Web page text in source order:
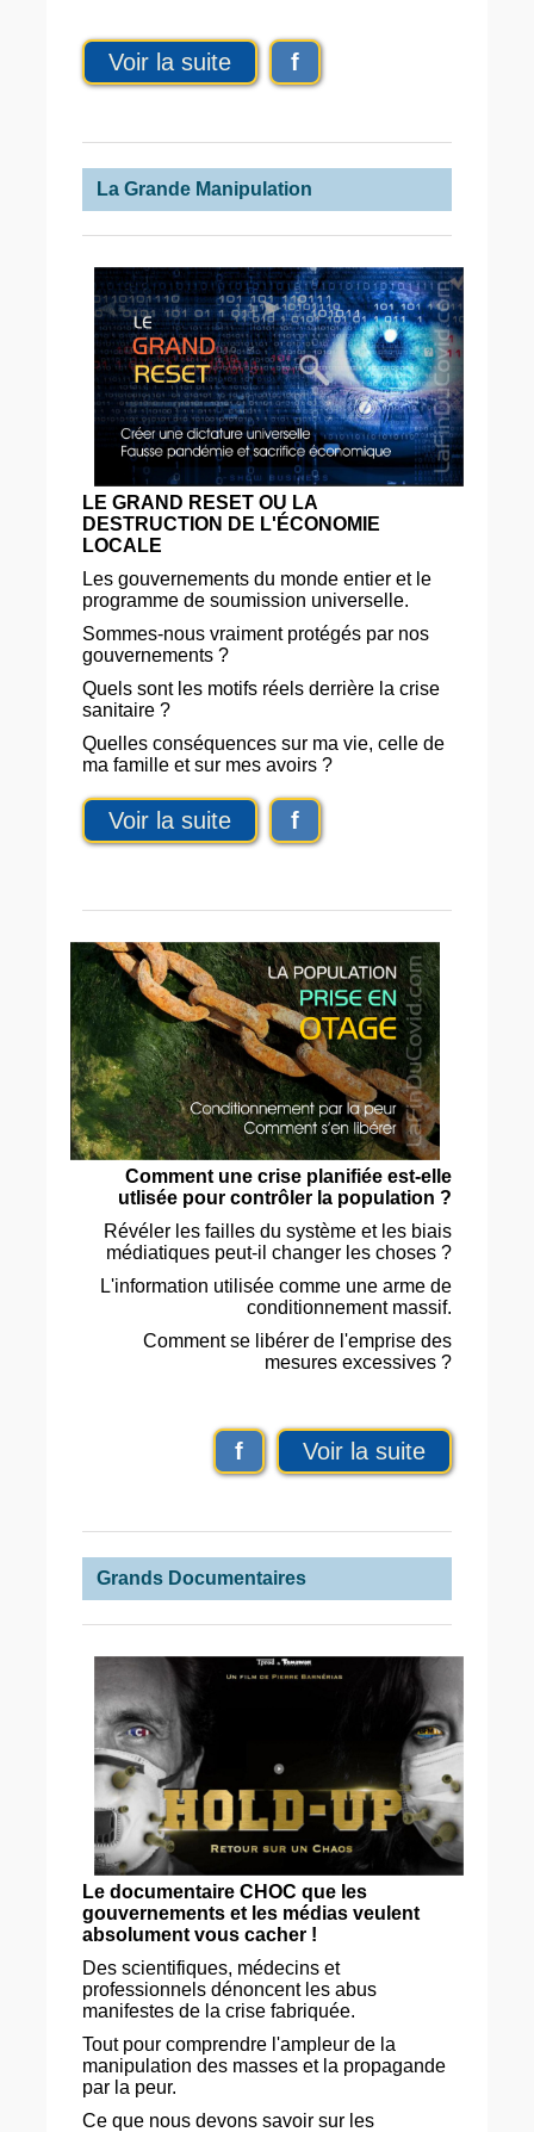
Voir la suite f
La Grande Manipulation
LE GRAND RESET OU LA
DESTRUCTION DE L'ÉCONOMIE
LOCALE
Les gouvernements du monde entier et le
programme de soumission universelle.
Sommes-nous vraiment protégés par nos
gouvernements ?
Quels sont les motifs réels derrière la crise
sanitaire ?
Quelles conséquences sur ma vie, celle de
ma famille et sur mes avoirs ?
Voir la suite f
Comment une crise planifiée est-elle
utlisée pour contrôler la population ?
Révéler les failles du système et les biais
médiatiques peut-il changer les choses ?
L'information utilisée comme une arme de
conditionnement massif.
Comment se libérer de l'emprise des
mesures excessives ?
f Voir la suite
Grands Documentaires
Le documentaire CHOC que les
gouvernements et les médias veulent
absolument vous cacher !
Des scientifiques, médecins et
professionnels dénoncent les abus
manifestes de la crise fabriquée.
Tout pour comprendre l'ampleur de la
manipulation des masses et la propagande
par la peur.
Ce que nous devons savoir sur les